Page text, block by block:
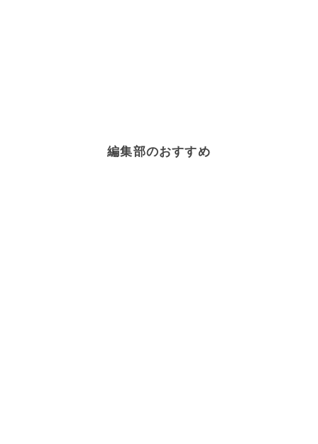
編集部のおすすめ